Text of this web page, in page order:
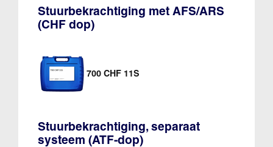
Stuurbekrachtiging met AFS/ARS
(CHF dop)
700 CHF 11S
Stuurbekrachtiging, separaat
systeem (ATF-dop)